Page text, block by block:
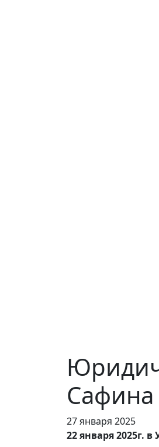
27 января 2025
22 января 2025г.